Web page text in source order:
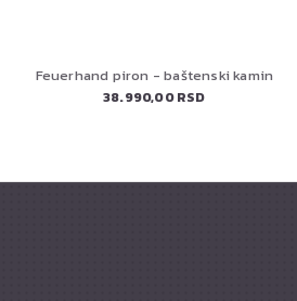
Feuerhand piron - baštenski kamin
38.990,00 RSD